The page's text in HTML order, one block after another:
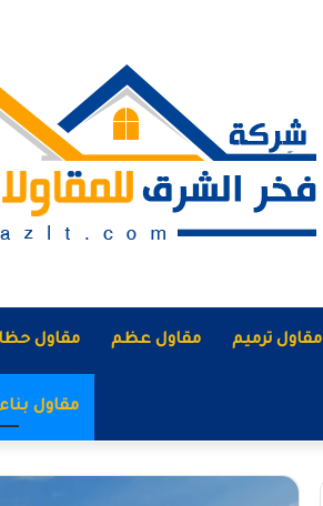
مقاول مقاول عظم مقاول ترميم
مقاول